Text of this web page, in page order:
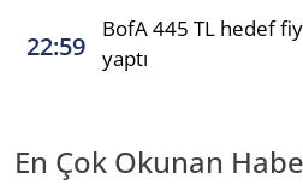
22:59
BofA 445 TL hedef
yaptı
En Çok Okunan